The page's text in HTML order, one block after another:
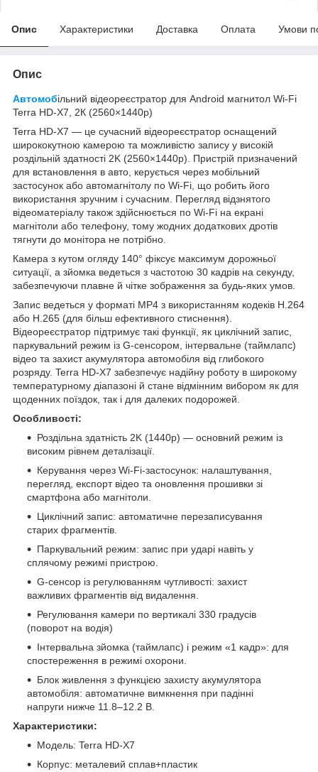
Опис Характеристики Доставка Оплата Умови
Опис
Автомобільний відеореєстратор для Android магнитол Wi-Fi
Terra HD-X7, 2К (2560×1440p)
Terra HD-X7 — це сучасний відеореєстратор оснащений
ширококутною камерою та можливістю запису у високій
роздільній здатності 2K (2560×1440p). Пристрій призначений
для встановлення в авто, керується через мобільний
застосунок або автомагнітолу по Wi‑Fi, що робить його
використання зручним і сучасним. Перегляд відзнятого
відеоматеріалу також здійснюється по Wi-Fi на екрані
магнітоли або телефону, тому жодних додаткових дротів
тягнути до монітора не потрібно.
Камера з кутом огляду 140° фіксує максимум дорожньої
ситуації, а зйомка ведеться з частотою 30 кадрів на секунду,
забезпечуючи плавне й чітке зображення за будь-яких умов.
Запис ведеться у форматі MP4 з використанням кодеків H.264
або H.265 (для більш ефективного стиснення).
Відеореєстратор підтримує такі функції, як циклічний запис,
паркувальний режим із G-сенсором, інтервальне (таймлапс)
відео та захист акумулятора автомобіля від глибокого
розряду. Terra HD-X7 забезпечує надійну роботу в широкому
температурному діапазоні й стане відмінним вибором як для
щоденних поїздок, так і для далеких подорожей.
Особливості:
Роздільна здатність 2K (1440p) — основний режим із
високим рівнем деталізації.
Керування через Wi‑Fi-застосунок: налаштування,
перегляд, експорт відео та оновлення прошивки зі
смартфона або магнітоли.
Циклічний запис: автоматичне перезаписування
старих фрагментів.
Паркувальний режим: запис при ударі навіть у
сплячому режимі пристрою.
G-сенсор із регулюванням чутливості: захист
важливих фрагментів від видалення.
Регулювання камери по вертикалі 330 градусів
(поворот на водія)
Інтервальна зйомка (таймлапс) і режим «1 кадр»: для
спостереження в режимі охорони.
Блок живлення з функцією захисту акумулятора
автомобіля: автоматичне вимкнення при падінні
напруги нижче 11.8–12.2 В.
Характеристики:
Модель: Terra HD-X7
Корпус: металевий сплав+пластик